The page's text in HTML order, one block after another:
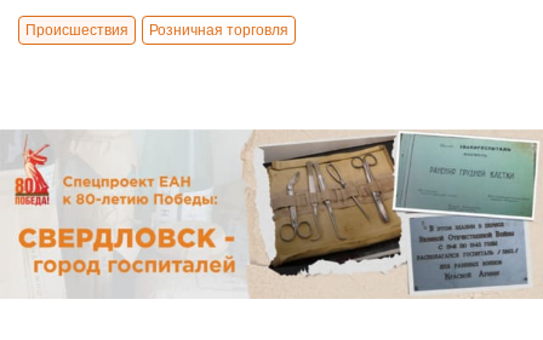
Происшествия Розничная торговля